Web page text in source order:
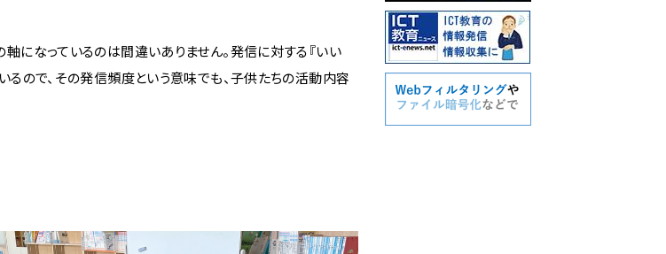
になっているのは間違いありません。発信に対する『いい
るので、その発信頻度という意味でも、子供たちの活動内容